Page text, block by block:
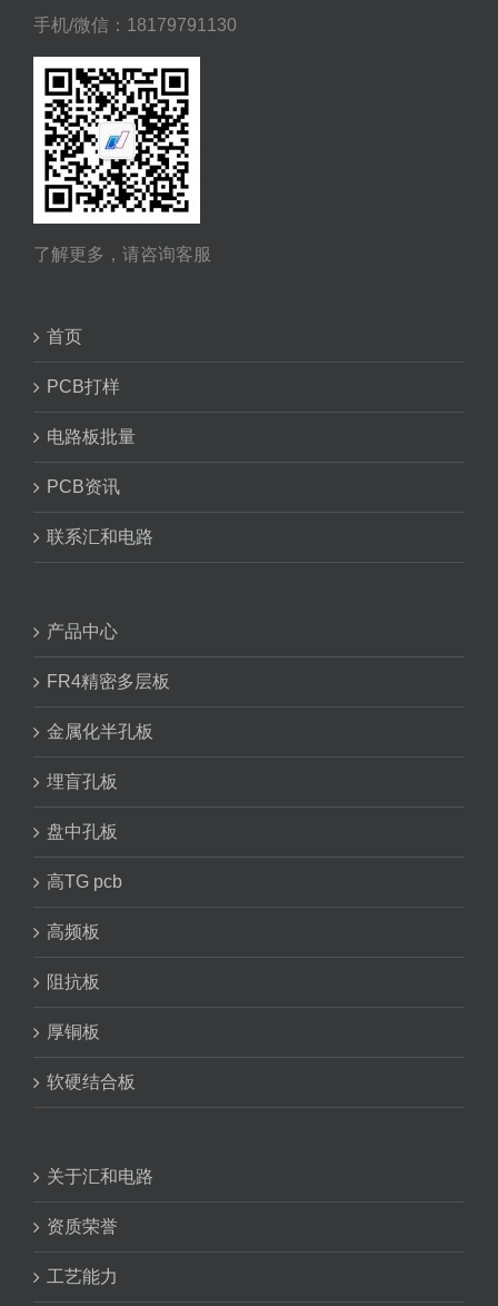
手机/微信：18179791130
了解更多，请咨询客服
首页
PCB打样
电路板批量
PCB资讯
联系汇和电路
产品中心
FR4精密多层板
金属化半孔板
埋盲孔板
盘中孔板
高TG pcb
高频板
阻抗板
厚铜板
软硬结合板
关于汇和电路
资质荣誉
工艺能力